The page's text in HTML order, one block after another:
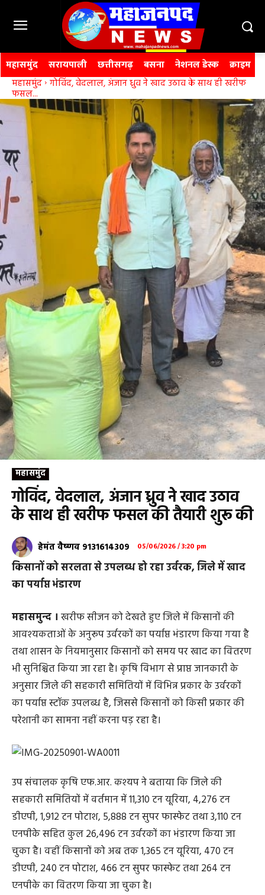
महासमुंद सरायपाली छत्तीसगढ़ बसना नेशनल डेस्क क्राइम
महासमुंद गोविंद, वेदलाल, अंजान ध्रुव ने खाद उठाव के साथ ही खरीफ
फसल...
महासमुंद
गोविंद, वेदलाल, अंजान ध्रुव ने खाद उठाव
के साथ ही खरीफ फसल की तैयारी शुरू की
हेमंत वैष्णव 9131614309 05/06/2026 / 3:20 pm
किसानों को सरलता से उपलब्ध हो रहा उर्वरक, जिले में खाद
का पर्याप्त भंडारण
महासमुन्द । खरीफ सीजन को देखते हुए जिले में किसानों की
आवश्यकताओं के अनुरूप उर्वरकों का पर्याप्त भंडारण किया गया है
तथा शासन के नियमानुसार किसानों को समय पर खाद का वितरण
भी सुनिश्चित किया जा रहा है। कृषि विभाग से प्राप्त जानकारी के
अनुसार जिले की सहकारी समितियों में विभिन्न प्रकार के उर्वरकों
का पर्याप्त स्टॉक उपलब्ध है, जिससे किसानों को किसी प्रकार की
परेशानी का सामना नहीं करना पड़ रहा है।
उप संचालक कृषि एफ.आर. कश्यप ने बताया कि जिले की
सहकारी समितियों में वर्तमान में 11,310 टन यूरिया, 4,276 टन
डीएपी, 1,912 टन पोटाश, 5,888 टन सुपर फास्फेट तथा 3,110 टन
एनपीके सहित कुल 26,496 टन उर्वरकों का भंडारण किया जा
चुका है। वहीं किसानों को अब तक 1,365 टन यूरिया, 470 टन
डीएपी, 240 टन पोटाश, 466 टन सुपर फास्फेट तथा 264 टन
एनपीके का वितरण किया जा चुका है।